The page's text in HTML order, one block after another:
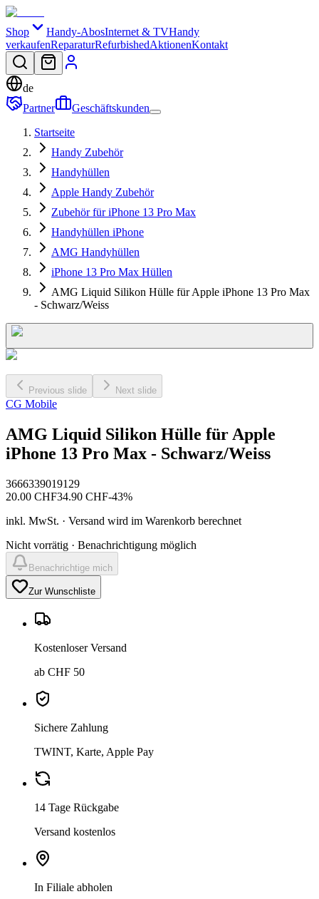
Shop Handy-AbosInternet & TVHandy
verkaufenReparaturRefurbishedAktionenKontakt
de
Partner
Geschäftskunden
Startseite
Handy Zubehör
Handyhüllen
Apple Handy Zubehör
Zubehör für iPhone 13 Pro Max
Handyhüllen iPhone
AMG Handyhüllen
iPhone 13 Pro Max Hüllen
AMG Liquid Silikon Hülle für Apple iPhone 13 Pro Max
- Schwarz/Weiss
Previous slide Next slide
CG Mobile
AMG Liquid Silikon Hülle für Apple
iPhone 13 Pro Max - Schwarz/Weiss
3666339019129
20.00 CHF34.90 CHF-43%
inkl. MwSt. · Versand wird im Warenkorb berechnet
Nicht vorrätig · Benachrichtigung möglich
Benachrichtige mich
Zur Wunschliste
Kostenloser Versand
ab CHF 50
Sichere Zahlung
TWINT, Karte, Apple Pay
14 Tage Rückgabe
Versand kostenlos
In Filiale abholen